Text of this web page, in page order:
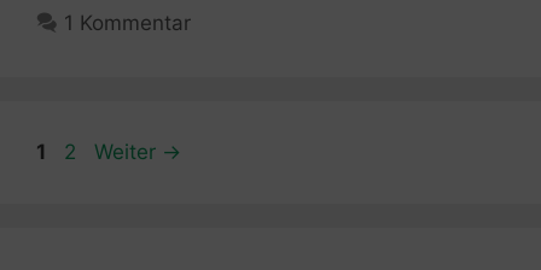
1 Kommentar
Seite
1 Seite
2 Weiter →